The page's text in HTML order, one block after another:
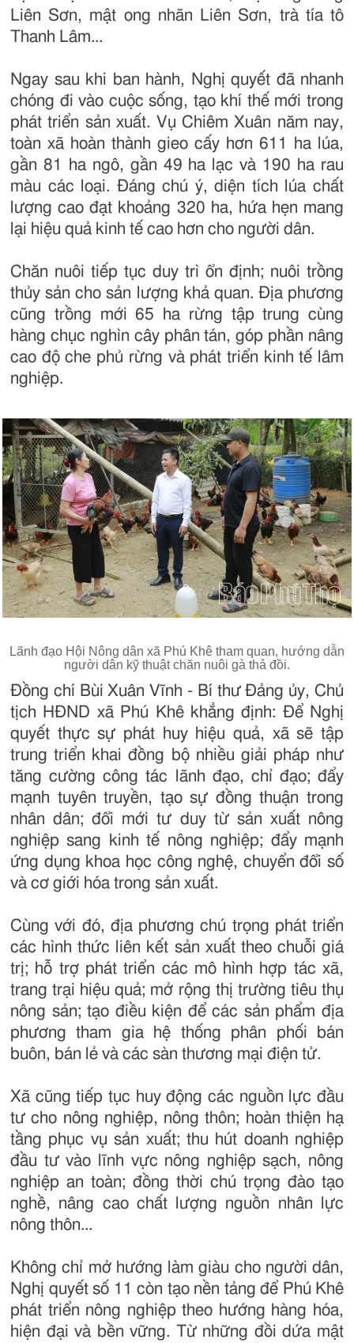
Liên Sơn, mật ong nhãn Liên Sơn, trà tía tô
Thanh Lâm...
Ngay sau khi ban hành, Nghị quyết đã nhanh
chóng đi vào cuộc sống, tạo khí thế mới trong
phát triển sản xuất. Vụ Chiêm Xuân năm nay,
toàn xã hoàn thành gieo cấy hơn 611 ha lúa,
gần 81 ha ngô, gần 49 ha lạc và 190 ha rau
màu các loại. Đáng chú ý, diện tích lúa chất
lượng cao đạt khoảng 320 ha, hứa hẹn mang
lại hiệu quả kinh tế cao hơn cho người dân.
Chăn nuôi tiếp tục duy trì ổn định; nuôi trồng
thủy sản cho sản lượng khả quan. Địa phương
cũng trồng mới 65 ha rừng tập trung cùng
hàng chục nghìn cây phân tán, góp phần nâng
cao độ che phủ rừng và phát triển kinh tế lâm
nghiệp.
Lãnh đạo Hội Nông dân xã Phú Khê tham quan, hướng dẫn
người dân kỹ thuật chăn nuôi gà thả đồi.
Đồng chí Bùi Xuân Vĩnh - Bí thư Đảng ủy, Chủ
tịch HĐND xã Phú Khê khẳng định: Để Nghị
quyết thực sự phát huy hiệu quả, xã sẽ tập
trung triển khai đồng bộ nhiều giải pháp như
tăng cường công tác lãnh đạo, chỉ đạo; đẩy
mạnh tuyên truyền, tạo sự đồng thuận trong
nhân dân; đổi mới tư duy từ sản xuất nông
nghiệp sang kinh tế nông nghiệp; đẩy mạnh
ứng dụng khoa học công nghệ, chuyển đổi số
và cơ giới hóa trong sản xuất.
Cùng với đó, địa phương chú trọng phát triển
các hình thức liên kết sản xuất theo chuỗi giá
trị; hỗ trợ phát triển các mô hình hợp tác xã,
trang trại hiệu quả; mở rộng thị trường tiêu thụ
nông sản; tạo điều kiện để các sản phẩm địa
phương tham gia hệ thống phân phối bán
buôn, bán lẻ và các sàn thương mại điện tử.
Xã cũng tiếp tục huy động các nguồn lực đầu
tư cho nông nghiệp, nông thôn; hoàn thiện hạ
tầng phục vụ sản xuất; thu hút doanh nghiệp
đầu tư vào lĩnh vực nông nghiệp sạch, nông
nghiệp an toàn; đồng thời chú trọng đào tạo
nghề, nâng cao chất lượng nguồn nhân lực
nông thôn...
Không chỉ mở hướng làm giàu cho người dân,
Nghị quyết số 11 còn tạo nền tảng để Phú Khê
phát triển nông nghiệp theo hướng hàng hóa,
hiện đại và bền vững. Từ những đồi dứa mật